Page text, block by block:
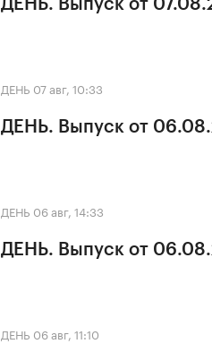
ДЕНЬ. Выпуск от
ДЕНЬ 07 авг, 10:33
ДЕНЬ. Выпуск от
ДЕНЬ 06 авг, 14:33
ДЕНЬ. Выпуск от
ДЕНЬ 06 авг, 11:10